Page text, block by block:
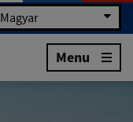
Magyar
Menu